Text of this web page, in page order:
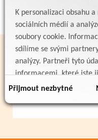
K personalizaci obsahu
sociálních médií a
soubory cookie.
sdílíme se svými
analýzy. Partneři tyto
informacemi, které jste
důsledku toho, že
Přijmout nezbytné
PARTNEŘI